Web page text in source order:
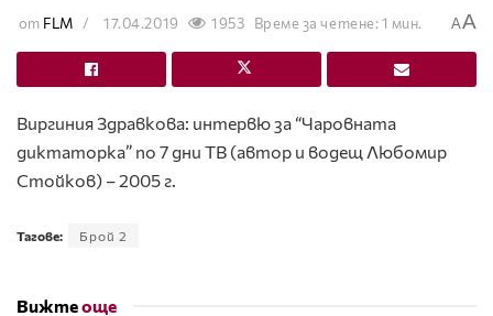
от FLM 17.04.2019 1953 Време за четене: 1 мин. AA
Виргиния Здравкова: интервю за “Чаровната
диктаторка” по 7 дни ТВ (автор и водещ Любомир
Стойков) – 2005 г.
Тагове: Брой 2
Вижтеоще